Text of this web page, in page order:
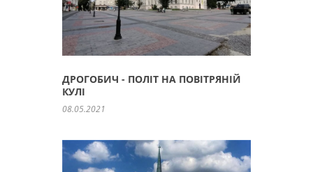
ДРОГОБИЧ - ПОЛІТ НА ПОВІТРЯНІЙ
КУЛІ
08.05.2021